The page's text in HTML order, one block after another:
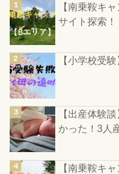
【南乗鞍キ
サイト探索！
【小学校受
【出産体験
かった！3人
【南乗鞍キ